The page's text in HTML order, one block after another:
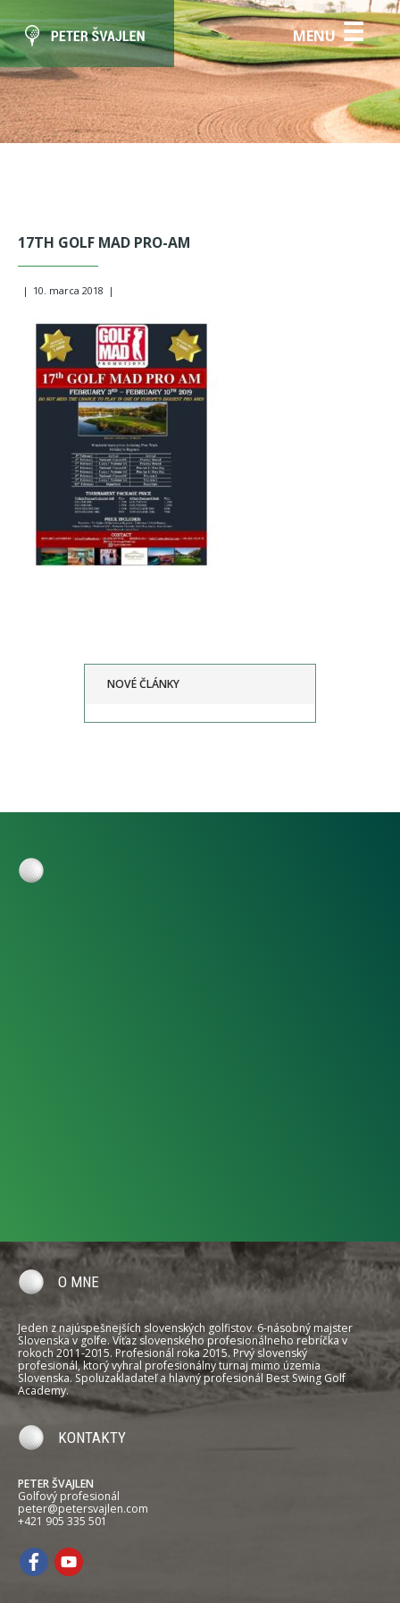
MENU☰
17TH GOLF MAD PRO-AM
| 10. marca 2018 |
NOVÉ ČLÁNKY
O MNE
Jeden z najúspešnejších slovenských golfistov. 6-násobný majster
Slovenska v golfe. Víťaz slovenského profesionálneho rebríčka v
rokoch 2011-2015. Profesionál roka 2015. Prvý slovenský
profesionál, ktorý vyhral profesionálny turnaj mimo územia
Slovenska. Spoluzakladateľ a hlavný profesionál Best Swing Golf
Academy.
KONTAKTY
PETER ŠVAJLEN
Golfový profesionál
peter@petersvajlen.com
+421 905 335 501